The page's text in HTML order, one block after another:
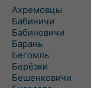
Ахремовцы
Бабиничи
Бабиновичи
Барань
Бегомль
Берёзки
Бешенковичи